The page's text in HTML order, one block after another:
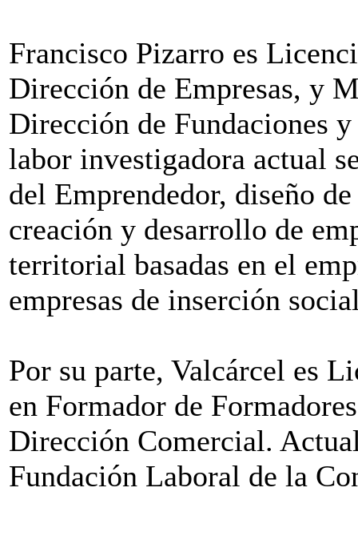
Francisco Pizarro es
Dirección de Empresas, y
Dirección de Fundaciones
labor investigadora actual
del Emprendedor, diseño
creación y desarrollo de
territorial basadas en el
empresas de inserción
Por su parte, Valcárcel es
en Formador de
Dirección Comercial.
Fundación Laboral de la